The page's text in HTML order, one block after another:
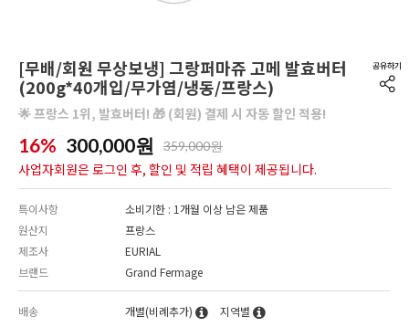
[무배/회원 무상보냉] 그랑퍼마쥬 고메 발효버터
(200g*40개입/무가염/냉동/프랑스)
🌟 프랑스 1위, 발효버터! 🎁 (회원) 결제 시 자동 할인 적용!
16% 300,000원 359,000원
사업자회원은 로그인 후, 할인 및 적립 혜택이 제공됩니다.
특이사항
소비기한 : 1개월 이상 남은 제품
원산지
프랑스
제조사
EURIAL
브랜드
Grand Fermage
배송 개별(비례추가) 지역별